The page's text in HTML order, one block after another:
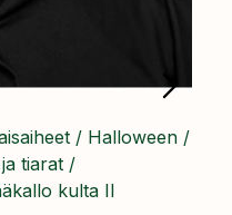
/ Halloween /
tiarat /
kulta II